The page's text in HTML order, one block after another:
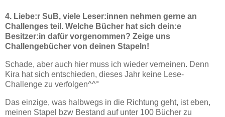
4. Liebe:r SuB, viele Leser:innen nehmen gerne an
Challenges teil. Welche Bücher hat sich dein:e
Besitzer:in dafür vorgenommen? Zeige uns
Challengebücher von deinen Stapeln!
Schade, aber auch hier muss ich wieder verneinen. Denn
Kira hat sich entschieden, dieses Jahr keine Lese-
Challenge zu verfolgen^^°
Das einzige, was halbwegs in die Richtung geht, ist eben,
meinen Stapel bzw Bestand auf unter 100 Bücher zu